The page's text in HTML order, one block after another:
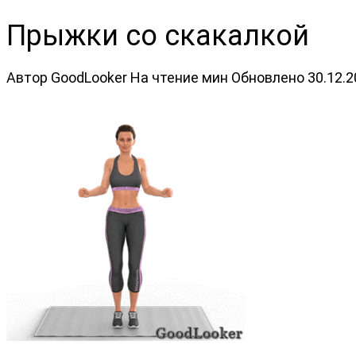
Прыжки со скакалкой
Автор GoodLooker На чтение мин Обновлено